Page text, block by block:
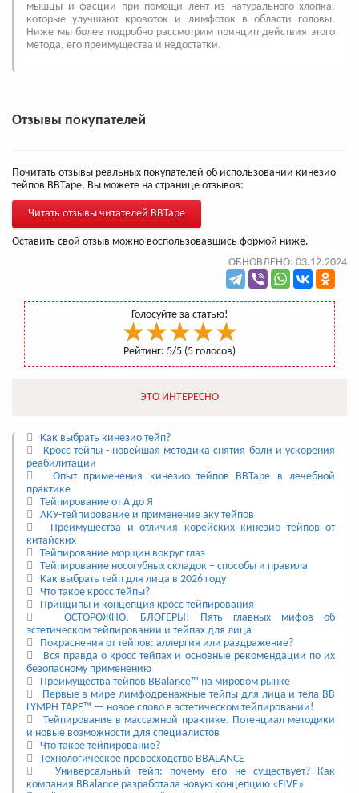
мышцы и фасции при помощи лент из натурального хлопка,
которые улучшают кровоток и лимфоток в области головы.
Ниже мы более подробно рассмотрим принцип действия этого
метода, его преимущества и недостатки.
Отзывы покупателей
Почитать отзывы реальных покупателей об использовании кинезио
тейпов BBTape, Вы можете на странице отзывов:
Читать отзывы читателей BBTape
Оставить свой отзыв можно воспользовавшись формой ниже.
ОБНОВЛЕНО: 03.12.2024
Голосуйте за статью!
Рейтинг: 5/5 (5 голосов)
ЭТО ИНТЕРЕСНО
Как выбрать кинезио тейп?
Кросс тейпы - новейшая методика снятия боли и ускорения
реабилитации
Опыт применения кинезио тейпов BBTape в лечебной
практике
Тейпирование от А до Я
АКУ-тейпирование и применение аку тейпов
Преимущества и отличия корейских кинезио тейпов от
китайских
Тейпирование морщин вокруг глаз
Тейпирование носогубных складок – способы и правила
Как выбрать тейп для лица в 2026 году
Что такое кросс тейпы?
Принципы и концепция кросс тейпирования
ОСТОРОЖНО, БЛОГЕРЫ! Пять главных мифов об
эстетическом тейпировании и тейпах для лица
Покраснения от тейпов: аллергия или раздражение?
Вся правда о кросс тейпах и основные рекомендации по их
безопасному применению
Преимущества тейпов BBalance™ на мировом рынке
Первые в мире лимфодренажные тейпы для лица и тела BB
LYMPH TAPE™ — новое слово в эстетическом тейпировании!
Тейпирование в массажной практике. Потенциал методики
и новые возможности для специалистов
Что такое тейпирование?
Технологическое превосходство BBALANCE
Универсальный тейп: почему его не существует? Как
компания BBalance разработала новую концепцию «FIVE»